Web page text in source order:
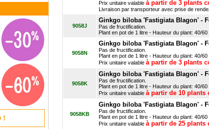
Prix unitaire valable à partir de 3 plants
Livraison par transporteur avec prise de
9058J
Ginkgo biloba 'Fastigiata Blagon' -
Pas de fructification.
Plant en pot de 1 litre - Hauteur du plant: 40/60
9058N
Ginkgo biloba 'Fastigiata Blagon' -
Pas de fructification.
Plant en pot de 1 litre - Hauteur du plant: 40/60
Prix unitaire valable à partir de 3 plants
9058K
Ginkgo biloba 'Fastigiata Blagon' -
Pas de fructification.
Plant en pot de 1 litre - Hauteur du plant: 40/60
Prix unitaire valable à partir de 10 plants
9058KB
Ginkgo biloba 'Fastigiata Blagon' -
Pas de fructification.
Plant en pot de 1 litre - Hauteur du plant: 40/60
Prix unitaire valable à partir de 25 plants